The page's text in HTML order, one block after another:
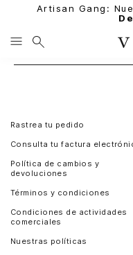
Artisan Gang:
Rastrea tu pedido
Consulta tu factura
Política de cambios y
devoluciones
Términos y condiciones
Condiciones de actividades
comerciales
Nuestras políticas